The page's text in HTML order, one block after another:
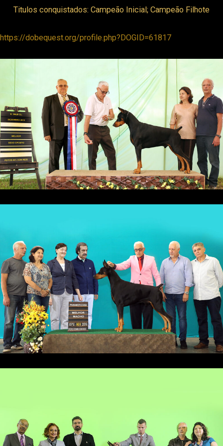
Titulos conquistados: Campeão Inicial; Campeão Filhote
https://dobequest.org/profile.php?DOGID=61817